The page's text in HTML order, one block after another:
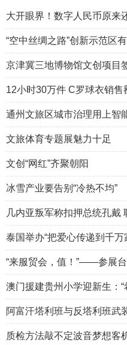
大开眼界！数字人民币原来
“空中丝绸之路”创新示范区
京津冀三地博物馆文创项目
12小时30万件 C罗球衣销售
通州文旅区城市治理用上智
文旅体育专题展魅力十足
文创“网红”齐聚朝阳
冰雪产业要告别“冷热不均”
几内亚叛军称扣押总统孔戴
泰国举办“把爱心传递到千万
“来服贸会，值！”——参展
澳门援建贵州小学迎新生：
阿富汗塔利班与反塔利班武
质检方法敲不定波音梦想客